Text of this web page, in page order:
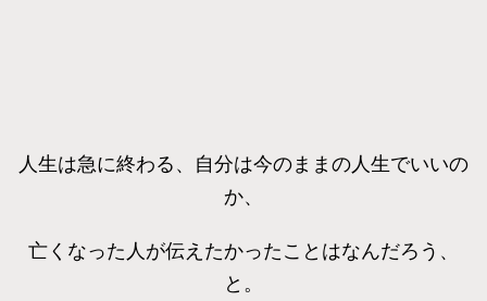
人生は急に終わる、自分は今のままの人生でいいの
か、
亡くなった人が伝えたかったことはなんだろう、
と。